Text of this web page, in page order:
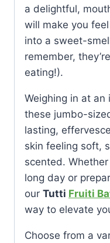
a delightful,
will make you
into a sweet-
remember,
eating!).
Weighing in at an
these jumbo-
lasting,
skin feeling soft,
scented.
long day or
our Tutti Fruiti
way to elevate
Choose from a